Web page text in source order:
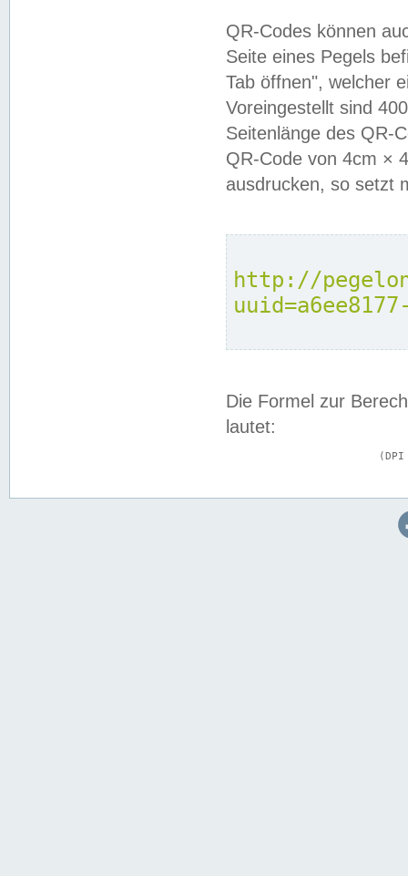
QR-Codes können
Seite eines Pegels
Tab öffnen", welcher
Voreingestellt sind
Seitenlänge des QR-
QR-Code von 4cm ×
ausdrucken, so setzt
http://
Die Formel zur
lautet: